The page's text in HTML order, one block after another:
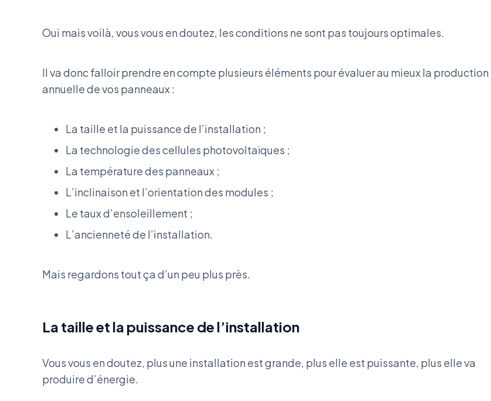
Oui mais voilà, vous vous en doutez, les conditions ne sont pas toujours optimales.
Il va donc falloir prendre en compte plusieurs éléments pour évaluer au mieux la production
annuelle de vos panneaux :
La taille et la puissance de l’installation ;
La technologie des cellules photovoltaïques ;
La température des panneaux ;
L’inclinaison et l’orientation des modules ;
Le taux d’ensoleillement ;
L’ancienneté de l’installation.
Mais regardons tout ça d’un peu plus près.
La taille et la puissance de l’installation
Vous vous en doutez, plus une installation est grande, plus elle est puissante, plus elle va
produire d’énergie.